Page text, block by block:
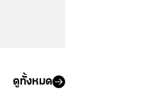
ดูทั้งหมด